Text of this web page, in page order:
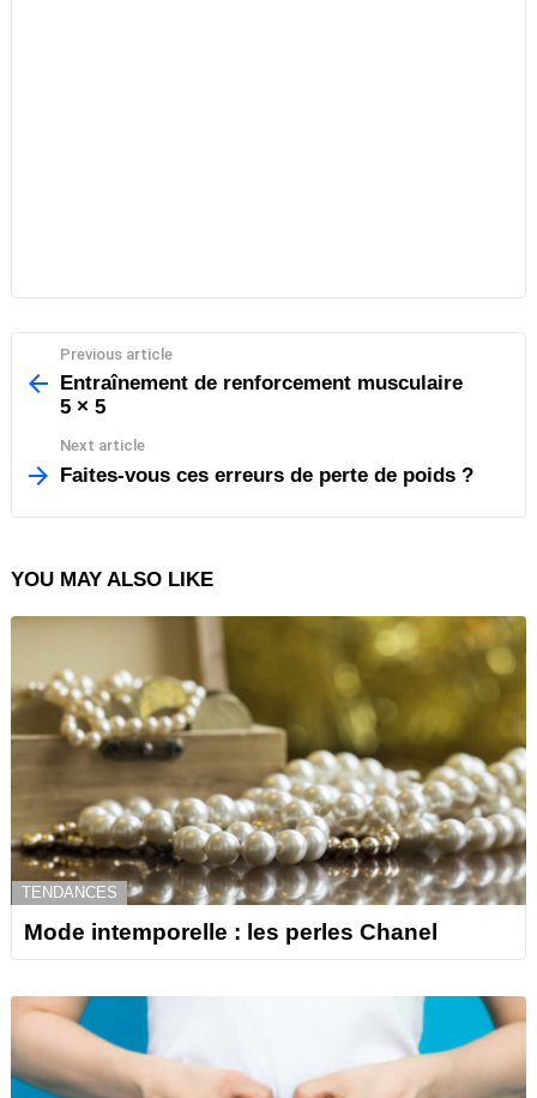
more
Previous article
Entraînement de renforcement musculaire
5 × 5
Next article
Faites-vous ces erreurs de perte de poids ?
YOU MAY ALSO LIKE
TENDANCES
Mode intemporelle : les perles Chanel